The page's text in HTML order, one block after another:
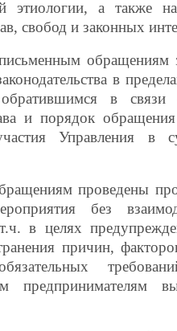
этиологии, а также
свобод и законных
обращениям
в
в связи
и порядок
Управления в
проведены
без
т.ч.в целях
причин,
предпринимателям